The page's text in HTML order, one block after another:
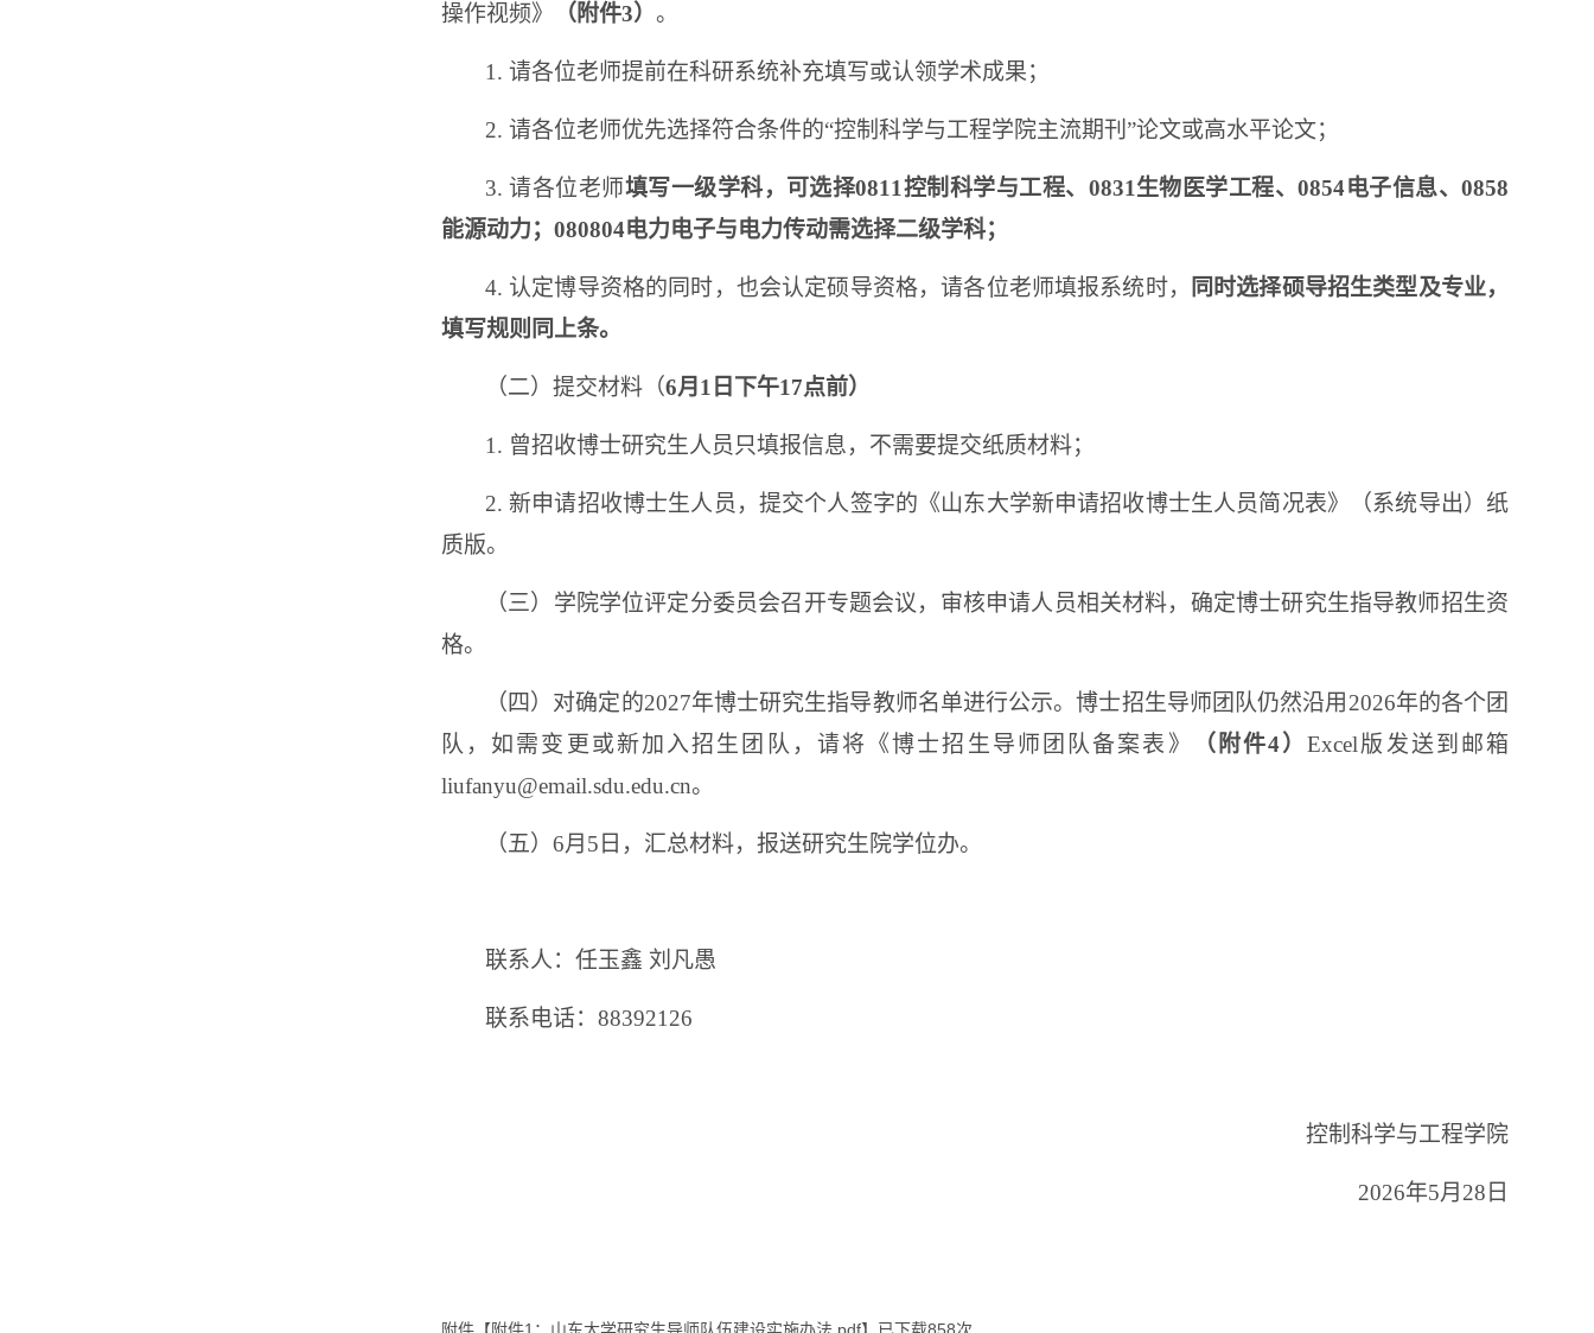
操作视频》
（附件3） 。
1. 请各位老师提前在科研系统补充填写或认领学术成果；
2. 请各位老师优先选择符合条件的“控制科学与工程学院主流期刊”论文或高水平论文；
3.请各位老师填写一级学科，可选择0811控制科学与工程、 0831生物医学工程、0854电子信息、0858
能源动力； 080804电力电子与电力传动需选择二级学科；
4. 认定博导资格的同时，也会认定硕导资格，请各位老师填报系统时，
同时选择硕导招生类型及专业，
填写规则同上条。
（二）提交材料（6月 1 日下午17点前）
1. 曾招收博士研究生人员只填报信息，不需要提交纸质材料；
2.新申请招收博士生人员，提交个人签字的《山东大学新申请招收博士生人员简况表》（系统导出）纸
质版。
（三）学院学位评定分委员会召开专题会议，审核申请人员相关材料，确定博士研究生指导教师招生资
格。
（四）对确定的2027年博士研究生指导教师名单进行公示。博士招生导师团队仍然沿用 2026年的各个团
队，如需变更或新加入招生团队，请将《博士招生导师团队备案表》
（附件4）Excel版发送到邮箱
liufanyu@email.sdu.edu.cn。
（五） 6月 5 日，汇总材料，报送研究生院学位办。
联系人：任玉鑫 刘凡愚
联系电话： 88392126
控制科学与工程学院
2026年5月 28 日